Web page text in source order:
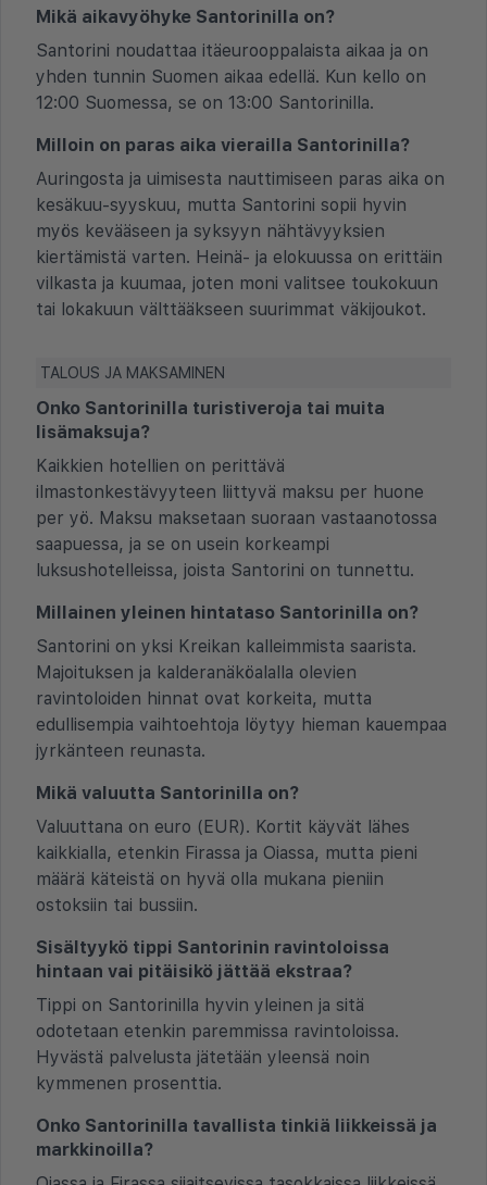
Mikä aikavyöhyke Santorinilla on?
Santorini noudattaa itäeurooppalaista aikaa ja on
yhden tunnin Suomen aikaa edellä. Kun kello on
12:00 Suomessa, se on 13:00 Santorinilla.
Milloin on paras aika vierailla Santorinilla?
Auringosta ja uimisesta nauttimiseen paras aika on
kesäkuu-syyskuu, mutta Santorini sopii hyvin
myös kevääseen ja syksyyn nähtävyyksien
kiertämistä varten. Heinä- ja elokuussa on erittäin
vilkasta ja kuumaa, joten moni valitsee toukokuun
tai lokakuun välttääkseen suurimmat väkijoukot.
TALOUS JA MAKSAMINEN
Onko Santorinilla turistiveroja tai muita
lisämaksuja?
Kaikkien hotellien on perittävä
ilmastonkestävyyteen liittyvä maksu per huone
per yö. Maksu maksetaan suoraan vastaanotossa
saapuessa, ja se on usein korkeampi
luksushotelleissa, joista Santorini on tunnettu.
Millainen yleinen hintataso Santorinilla on?
Santorini on yksi Kreikan kalleimmista saarista.
Majoituksen ja kalderanäköalalla olevien
ravintoloiden hinnat ovat korkeita, mutta
edullisempia vaihtoehtoja löytyy hieman kauempaa
jyrkänteen reunasta.
Mikä valuutta Santorinilla on?
Valuuttana on euro (EUR). Kortit käyvät lähes
kaikkialla, etenkin Firassa ja Oiassa, mutta pieni
määrä käteistä on hyvä olla mukana pieniin
ostoksiin tai bussiin.
Sisältyykö tippi Santorinin ravintoloissa
hintaan vai pitäisikö jättää ekstraa?
Tippi on Santorinilla hyvin yleinen ja sitä
odotetaan etenkin paremmissa ravintoloissa.
Hyvästä palvelusta jätetään yleensä noin
kymmenen prosenttia.
Onko Santorinilla tavallista tinkiä liikkeissä ja
markkinoilla?